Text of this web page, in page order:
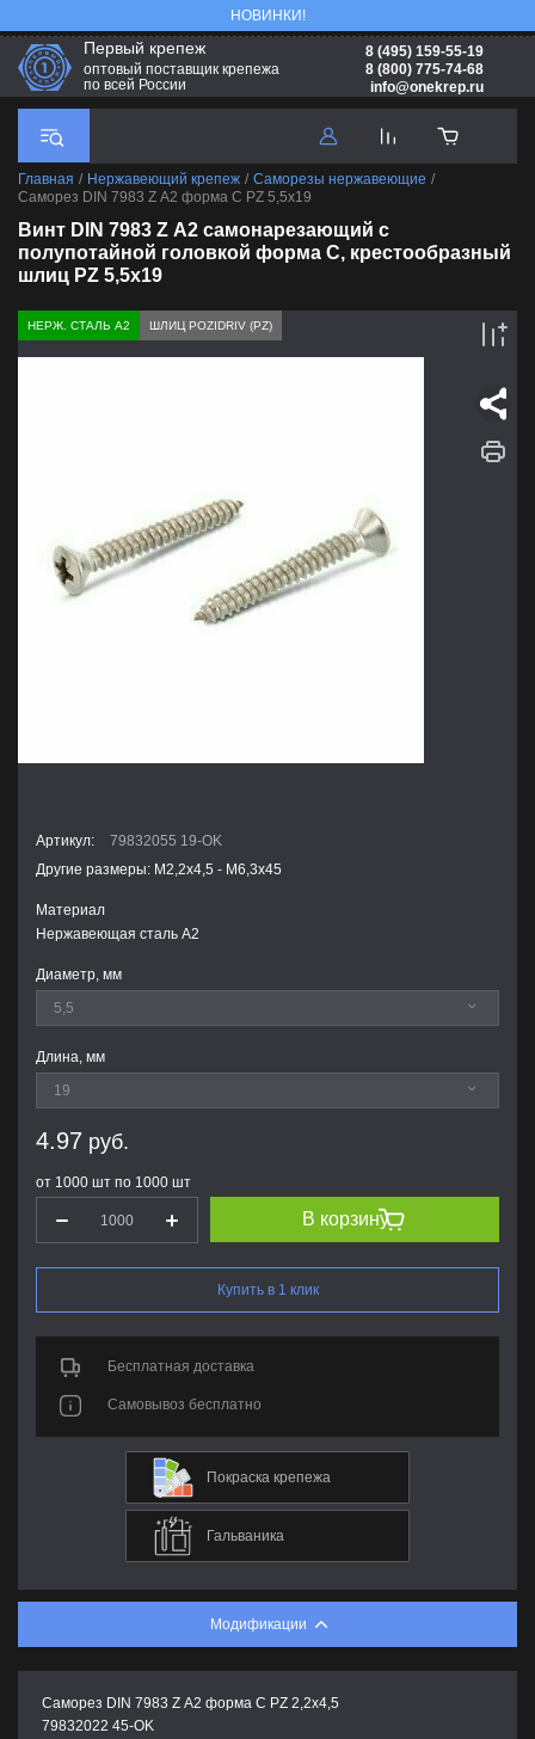
НОВИНКИ!
Первый крепеж
оптовый поставщик крепежа
по всей России
8 (495) 159-55-19
8 (800) 775-74-68
info@onekrep.ru
Главная / Нержавеющий крепеж / Саморезы нержавеющие /
Саморез DIN 7983 Z А2 форма С PZ 5,5х19
Винт DIN 7983 Z А2 самонарезающий с
полупотайной головкой форма С, крестообразный
шлиц PZ 5,5х19
НЕРЖ. СТАЛЬ А2 ШЛИЦ POZIDRIV (PZ)
Артикул:
79832055 19-OK
Другие размеры: М2,2х4,5 - М6,3х45
Материал
Нержавеющая сталь А2
Диаметр, мм
Длина, мм
4.97 руб.
от 1000 шт по 1000 шт
В корзину
Купить в 1 клик
Бесплатная доставка
Самовывоз бесплатно
Покраска крепежа
Гальваника
Модификации
Саморез DIN 7983 Z А2 форма С PZ 2,2х4,5
79832022 45-OK